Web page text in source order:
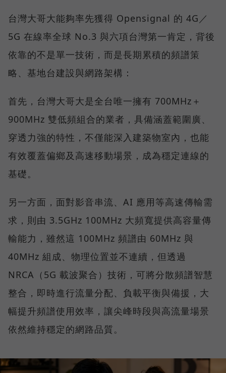
台灣大哥大能夠率先獲得 Opensignal 的 4G／
5G 在線率全球 No.3 與六項台灣第一肯定，背後
依靠的不是單一技術，而是長期累積的頻譜策
略、基地台建設與網路架構：
首先，台灣大哥大是全台唯一擁有 700MHz＋
900MHz 雙低頻組合的業者，具備涵蓋範圍廣、
穿透力強的特性，不僅能深入建築物室內，也能
有效覆蓋偏鄉及高速移動場景，成為穩定連線的
基礎。
另一方面，面對影音串流、AI 應用等高速傳輸需
求，則由 3.5GHz 100MHz 大頻寬提供高容量傳
輸能力，雖然這 100MHz 頻譜由 60MHz 與
40MHz 組成、物理位置並不連續，但透過
NRCA（5G 載波聚合）技術，可將分散頻譜智慧
整合，即時進行流量分配、負載平衡與備援，大
幅提升頻譜使用效率，讓尖峰時段與高流量場景
依然維持穩定的網路品質。